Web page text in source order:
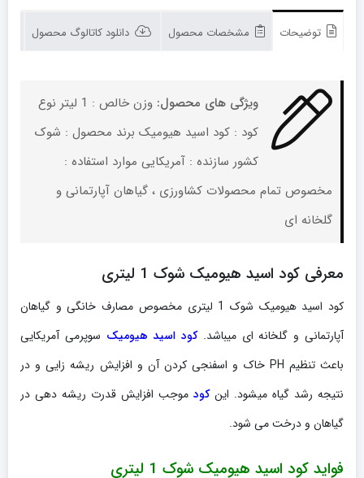
1
توضیحات مشخصات محصول دانلود کاتالوگ محصول
ویژگی های محصول:
وزن خالص : 1 لیتر نوع
کود : کود اسید هیومیک برند محصول : شوک
کشور سازنده : آمریکایی موارد استفاده :
مخصوص تمام محصولات کشاورزی ، گیاهان آپارتمانی و
گلخانه ای
معرفی کود اسید هیومیک شوک 1 لیتری
کود اسید هیومیک شوک 1 لیتری مخصوص مصارف خانگی و گیاهان
آپارتمانی و گلخانه ای میباشد.کود اسید هیومیک سوپرمی آمریکایی
باعث تنظیم PH خاک و اسفنجی کردن آن و افزایش ریشه زایی و در
نتیجه رشد گیاه میشود. اینکود موجب افزایش قدرت ریشه دهی در
گیاهان و درخت می شود.
فواید کود اسید هیومیک شوک 1 لیتری